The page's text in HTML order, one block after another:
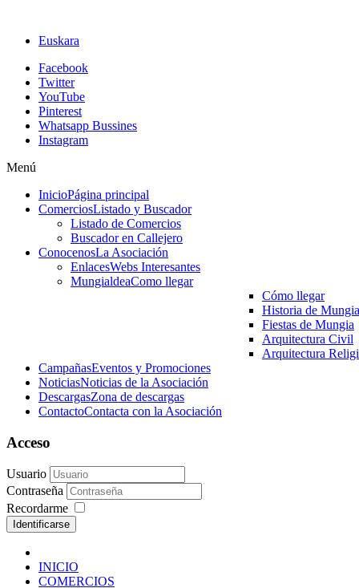
Euskara
Facebook
Twitter
YouTube
Pinterest
Whatsapp Bussines
Instagram
Menú
InicioPágina principal
ComerciosListado y Buscador
Listado de Comercios
Buscador en Callejero
ConocenosLa Asociación
EnlacesWebs Interesantes
MungialdeaComo llegar
Cómo llegar
Historia de Mungia
Fiestas de Mungia
Arquitectura Civil
Arquitectura
CampañasEventos y Promociones
NoticiasNoticias de la Asociación
DescargasZona de descargas
ContactoContacta con la Asociación
Acceso
Usuario
Contraseña
Recordarme
Identificarse
INICIO
COMERCIOS